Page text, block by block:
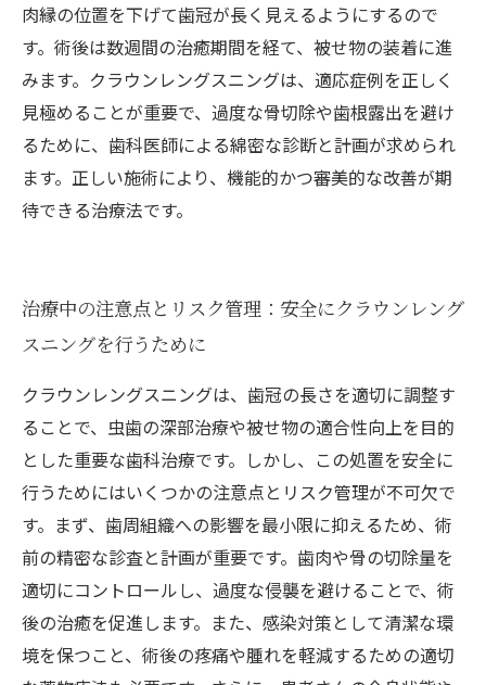
肉縁の位置を下げて歯冠が長く見えるようにするので
す。術後は数週間の治癒期間を経て、被せ物の装着に進
みます。クラウンレングスニングは、適応症例を正しく
見極めることが重要で、過度な骨切除や歯根露出を避け
るために、歯科医師による綿密な診断と計画が求められ
ます。正しい施術により、機能的かつ審美的な改善が期
待できる治療法です。
治療中の注意点とリスク管理：安全にクラウンレング
スニングを行うために
クラウンレングスニングは、歯冠の長さを適切に調整す
ることで、虫歯の深部治療や被せ物の適合性向上を目的
とした重要な歯科治療です。しかし、この処置を安全に
行うためにはいくつかの注意点とリスク管理が不可欠で
す。まず、歯周組織への影響を最小限に抑えるため、術
前の精密な診査と計画が重要です。歯肉や骨の切除量を
適切にコントロールし、過度な侵襲を避けることで、術
後の治癒を促進します。また、感染対策として清潔な環
境を保つこと、術後の疼痛や腫れを軽減するための適切